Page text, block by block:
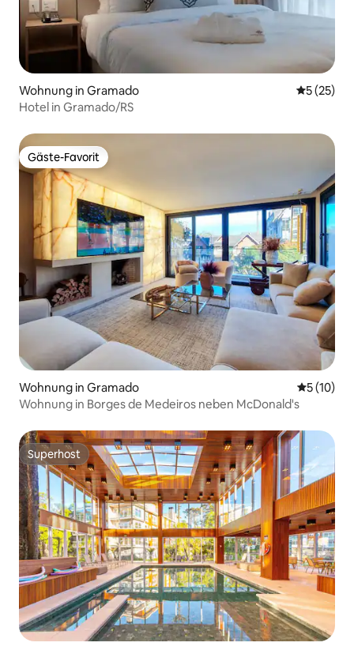
Wohnung in Gramado
5 (25)
Hotel in Gramado/RS
Gäste-Favorit
Gäste-Favorit
Wohnung in Gramado
5 (10)
Wohnung in Borges de Medeiros neben McDonald's
Superhost
Superhost